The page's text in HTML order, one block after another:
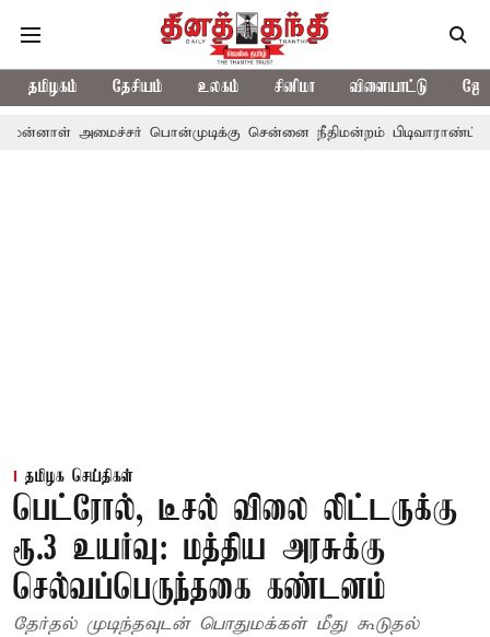
தமிழகம் தேசியம் உலகம் சினிமா விளையாட்டு
பொன்முடிக்கு சென்னை நீதிமன்றம் பிடிவாராண்ட்
தமிழக செய்திகள்
பெட்ரோல், டீசல் விலை லிட்டருக்கு
ரூ.3 உயர்வு: மத்திய அரசுக்கு
செல்வப்பெருந்தகை கண்டனம்
தேர்தல் முடிந்தவுடன் பொதுமக்கள் மீது கூடுதல்